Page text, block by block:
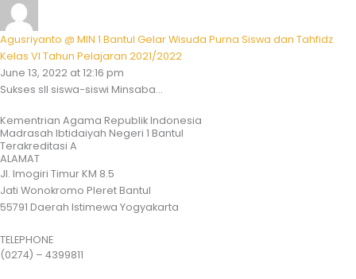
Agusriyanto @ MIN 1 Bantul Gelar Wisuda Purna Siswa dan Tahfidz
Kelas VI Tahun Pelajaran 2021/2022
June 13, 2022 at 12:16 pm
Sukses sll siswa-siswi Minsaba...
Kementrian Agama Republik Indonesia
Madrasah Ibtidaiyah Negeri 1 Bantul
Terakreditasi A
ALAMAT
Jl. Imogiri Timur KM 8.5
Jati Wonokromo Pleret Bantul
55791 Daerah Istimewa Yogyakarta
TELEPHONE
(0274) – 4399811